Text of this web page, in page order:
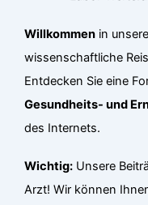
Willkommen in
wissenschaftliche
Entdecken Sie eine
Gesundheits- und
des Internets.
Wichtig: Unsere
Arzt! Wir können